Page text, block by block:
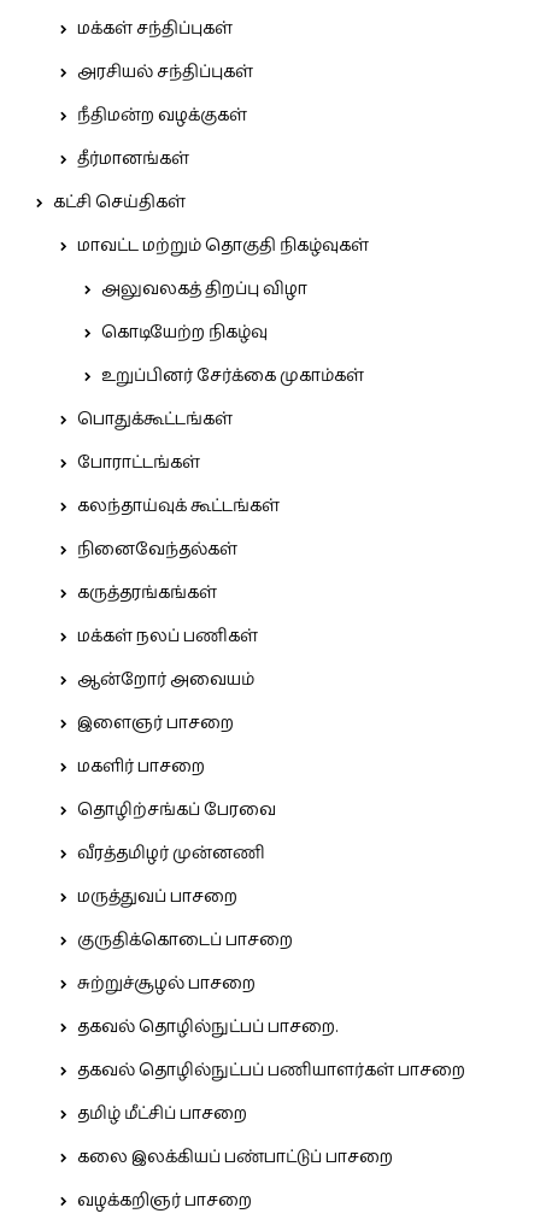
மக்கள் சந்திப்புகள்
அரசியல் சந்திப்புகள்
நீதிமன்ற வழக்குகள்
தீர்மானங்கள்
கட்சி செய்திகள்
மாவட்ட மற்றும் தொகுதி நிகழ்வுகள்
அலுவலகத் திறப்பு விழா
கொடியேற்ற நிகழ்வு
உறுப்பினர் சேர்க்கை முகாம்கள்
பொதுக்கூட்டங்கள்
போராட்டங்கள்
கலந்தாய்வுக் கூட்டங்கள்
நினைவேந்தல்கள்
கருத்தரங்கங்கள்
மக்கள் நலப் பணிகள்
ஆன்றோர் அவையம்
இளைஞர் பாசறை
மகளிர் பாசறை
தொழிற்சங்கப் பேரவை
வீரத்தமிழர் முன்னணி
மருத்துவப் பாசறை
குருதிக்கொடைப் பாசறை
சுற்றுச்சூழல் பாசறை
தகவல் தொழில்நுட்பப் பாசறை.
தகவல் தொழில்நுட்பப் பணியாளர்கள் பாசறை
தமிழ் மீட்சிப் பாசறை
கலை இலக்கியப் பண்பாட்டுப் பாசறை
வழக்கறிஞர் பாசறை